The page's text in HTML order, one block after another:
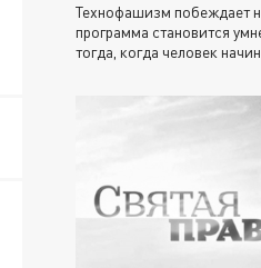
Технофашизм побеждает
программа становится
тогда, когда человек